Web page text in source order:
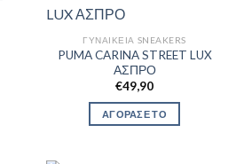
ΓΥΝΑΙΚΕΊΑ SNEAKERS
PUMA CARINA STREET LUX
ΑΣΠΡΟ
€49,90
ΑΓΟΡΑΣΕ ΤΟ